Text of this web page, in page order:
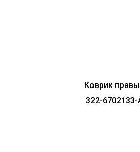
Коврик
322-6702133-